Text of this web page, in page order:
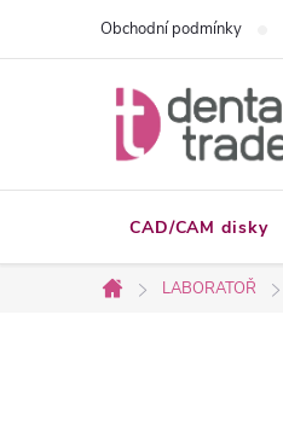
Obchodní podmínky
CAD/CAM disky
Domů
LABORATOŘ